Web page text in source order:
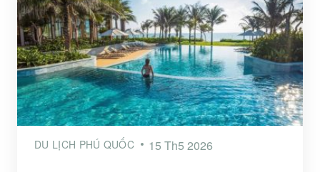
DU LỊCH PHÚ QUỐC 15 Th5 2026